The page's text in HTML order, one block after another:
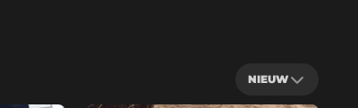
NIEUW